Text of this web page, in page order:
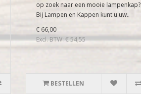
op zoek naar een mooie lampenkap?
Bij Lampen en Kappen kunt u uw..
€ 66,00
Excl. BTW: € 54,55
BESTELLEN